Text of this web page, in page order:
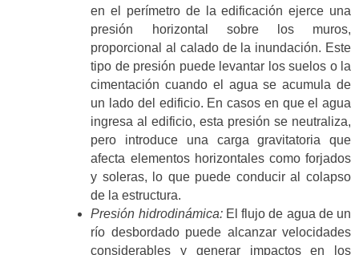
en el perímetro de la edificación ejerce una
presión horizontal sobre los muros,
proporcional al calado de la inundación. Este
tipo de presión puede levantar los suelos o la
cimentación cuando el agua se acumula de
un lado del edificio. En casos en que el agua
ingresa al edificio, esta presión se neutraliza,
pero introduce una carga gravitatoria que
afecta elementos horizontales como forjados
y soleras, lo que puede conducir al colapso
de la estructura.
Presión hidrodinámica:El flujo de agua de un
río desbordado puede alcanzar velocidades
considerables y generar impactos en los